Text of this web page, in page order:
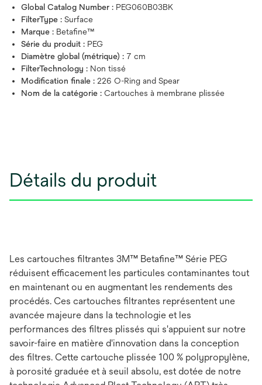
Global Catalog Number : PEG060B03BK
FilterType : Surface
Marque : Betafine™
Série du produit : PEG
Diamètre global (métrique) : 7 cm
FilterTechnology : Non tissé
Modification finale : 226 O-Ring and Spear
Nom de la catégorie : Cartouches à membrane plissée
Détails du produit
Les cartouches filtrantes 3M™ Betafine™ Série PEG
réduisent efficacement les particules contaminantes tout
en maintenant ou en augmentant les rendements des
procédés. Ces cartouches filtrantes représentent une
avancée majeure dans la technologie et les
performances des filtres plissés qui s'appuient sur notre
savoir-faire en matière d'innovation dans la conception
des filtres. Cette cartouche plissée 100 % polypropylène,
à porosité graduée et à seuil absolu, est dotée de notre